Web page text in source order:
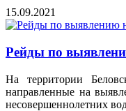
15.09.2021
Рейды по
На территории
направленные на
несовершеннолетних